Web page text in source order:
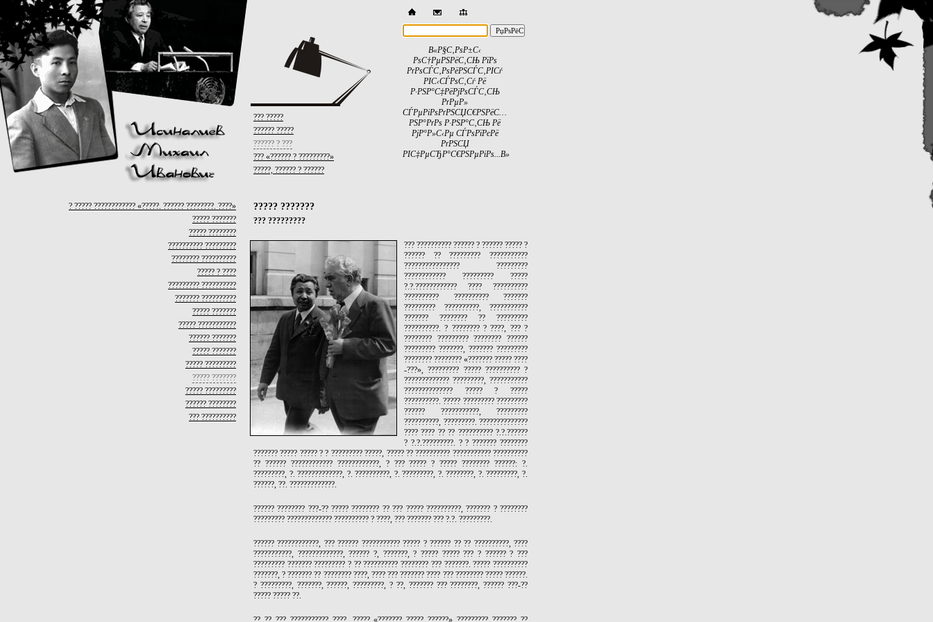
В«Р§С‚РѕР±С‹
РѕС†РµРЅРёС‚СЊ РїРѕ
РґРѕСЃС‚РѕРёРЅСЃС‚РІСѓ
РІС‹СЃРѕС‚Сѓ Рё
Р·РЅР°С‡РёРјРѕСЃС‚СЊ
РґРµР»
СЃРµРіРѕРґРЅСЏС€РЅРёС…
РЅР°РґРѕ Р·РЅР°С‚СЊ Рё
РјР°Р»С‹Рµ СЃРѕРїРєРё
РґРЅСЏ
РІС‡РµСЂР°С€РЅРµРіРѕ...В»
??? ?????
?????? ?????
?????? ? ???
??? «?????? ? ?????????»
?????, ?????? ? ??????
? ????? ???????????? «?????. ?????? ????????. ????»
????? ???????
????? ????????
?????????? ?????????
???????? ??????????
????? ? ????
????????? ??????????
??????? ??????????
????? ???????
????? ???????????
?????? ???????
????? ???????
????? ?????????
????? ???????
????? ?????????
?????? ????????
??? ??????????
????? ???????
??? ?????????
??? ?????????? ?????? ? ?????? ????? ?
?????? ?? ????????? ???????????
???????????????? ?????????
???????????? ????????? ?????
?.?.???????????? ???? ??????????
?????????? ?????????? ???????
????????? ??????????, ???????????
??????? ???????? ?? ?????????
??????????. ? ???????? ? ????, ??? ?
???????? ????????? ???????? ??????
????????? ???????, ??????? ?????????
???????? ???????? «??????? ????? ????
-???», ????????? ????? ?????????? ?
????????????? ?????????, ???????????
?????????????? ????? ? ?????
??????????. ????? ????????? ?????????
?????? ???????????, ?????????
??????????, ?????????. ??????????????
???? ???? ?? ?? ?????????? ?.?.??????
? ?.?.?????????. ? ? ??????? ????????
??????? ????? ????? ? ? ????????? ?????, ????? ?? ?????????? ??????????? ??????????
?? ?????? ???????????? ????????????, ? ??? ????? ? ????? ???????? ??????: ?.
?????????, ?. ?????????????, ?. ??????????, ?. ?????????, ?. ????????, ?. ?????????, ?.
??????, ??. ?????????????.
?????? ???????? ???-?? ????? ???????? ?? ??? ????? ??????????, ??????? ? ????????
????????? ????????????? ?????????? ? ????, ??? ??????? ??? ?.?. ?????????.
?????? ????????????, ??? ?????? ??????????? ????? ? ?????? ?? ?? ??????????, ????
???????????, ?????????????, ?????? ?, ???????, ? ????? ????? ??? ? ?????? ? ???
????????? ??????? ????????? ? ?? ?????????? ???????? ??? ???????. ????? ??????????
???????, ? ??????? ?? ???????? ????, ???? ??? ??????? ???? ??? ???????? ????? ??????.
? ?????????, ???????, ??????, ?????????, ? ??, ??????? ??? ????????, ?????? ???-??
????? ????? ??.
?? ?? ??? ??????????? ????, ????? «??????? ????? ??????» ????????? ??????? ??